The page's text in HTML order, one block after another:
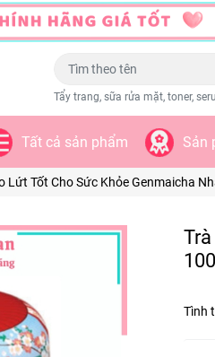
Tẩy trang, sữa rửa mặt, toner,
Tất cả sản phẩm Sản
Lứt Tốt Cho Sức Khỏe Genmaicha
Tình